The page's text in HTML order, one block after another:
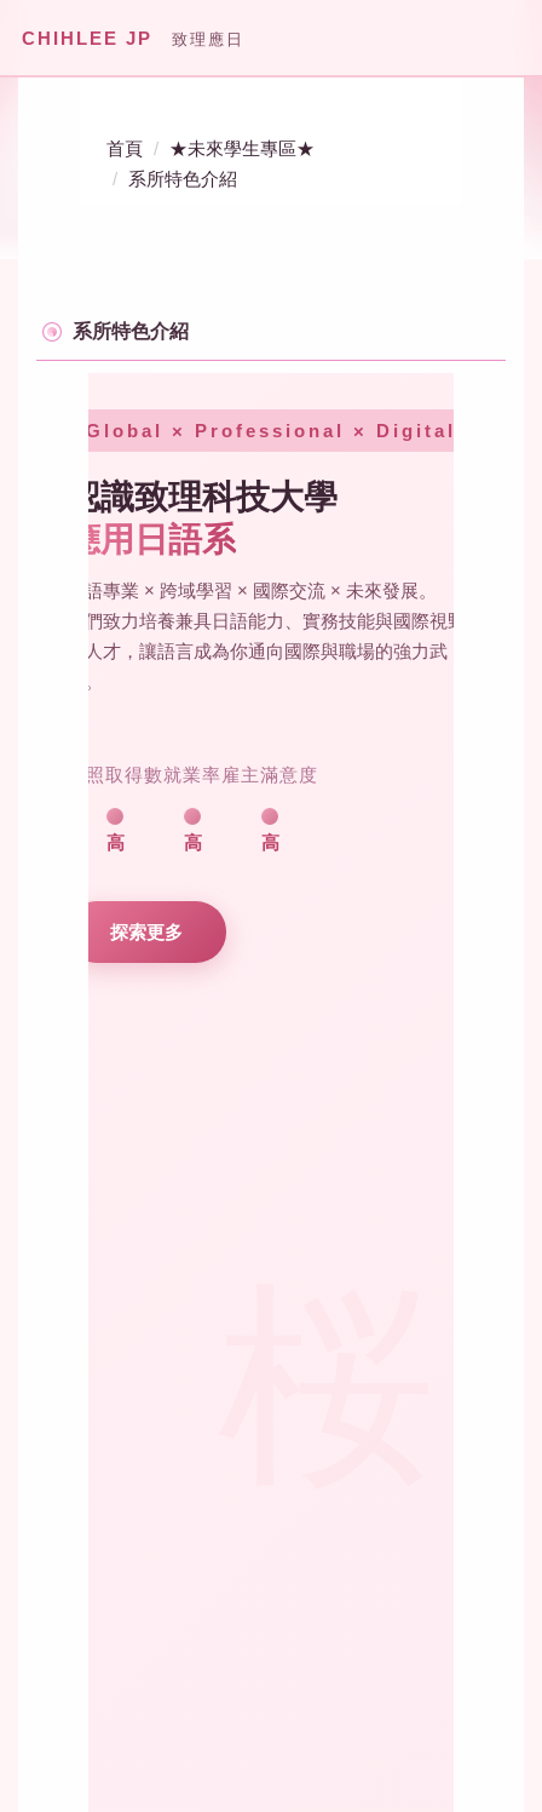
到
主
首頁
★未來學生專區★
系所特色介紹
系所特色介紹
CHIHLEE JP 致理應日
Global × Professional × Digital
認識致理科技大學
應用日語系
日語專業 × 跨域學習 × 國際交流 × 未來發展。
我們致力培養兼具日語能力、實務技能與國際視野
的人才，讓語言成為你通向國際與職場的強力武
器。
證照取得數
高
就業率
高
雇主滿意度
高
探索更多